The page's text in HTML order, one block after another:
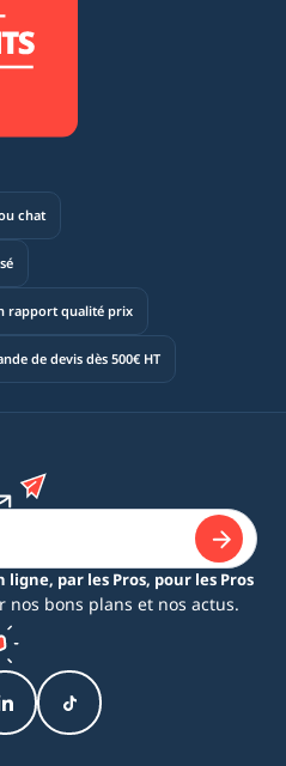
chat
rapport qualité prix
de devis dès 500€ HT
par les Pros, pour les Pros
nos bons plans et nos actus.